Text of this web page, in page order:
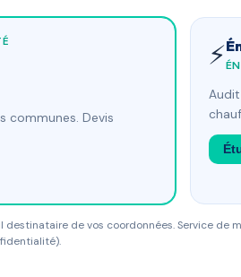
communes. Devis
⚡
de vos coordonnées. Service